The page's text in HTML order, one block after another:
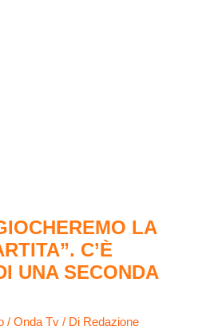
LA
C’È
UNA SECONDA
/ Onda Tv/ Di Redazione